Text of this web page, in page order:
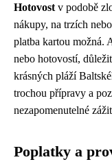
Hotovost v podobě
nákupy, na trzích
platba kartou možná.
nebo hotovostí,
krásných pláží
trochou přípravy a
nezapomenutelné
Poplatky a